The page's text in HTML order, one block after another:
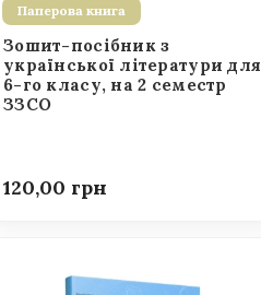
Паперова книга
Зошит-посібник з
української літератури для
6-го класу, на 2 семестр
ЗЗСО
120,00